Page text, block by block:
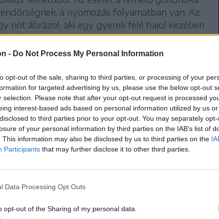
- Do Not Process My Personal Information
opt-out of the sale, sharing to third parties, or processing of your
for targeted advertising by us, please use the below opt-out
selection. Please note that after your opt-out request is processed
interest-based ads based on personal information utilized by us
to third parties prior to your opt-out. You may separately
of your personal information by third parties on the IAB’s list of
This information may also be disclosed by us to third parties on the
Participants that may further disclose it to other third parties.
Data Processing Opt Outs
opt-out of the Sharing of my personal data.
a nyomozás folyamatban van. Az
nőt ábrázol, aki egy gyerek felé hajol kezében
történt-e előrehaladás az
szerint semmi újdonság nincsen,
tart, de az elkövetőkről, vagy arról,
a szoborral, nem lehet tudni.
és ha előkerül is a tettes,
azt már nem lehet
a gondnok, aki szerint ilyen nagy